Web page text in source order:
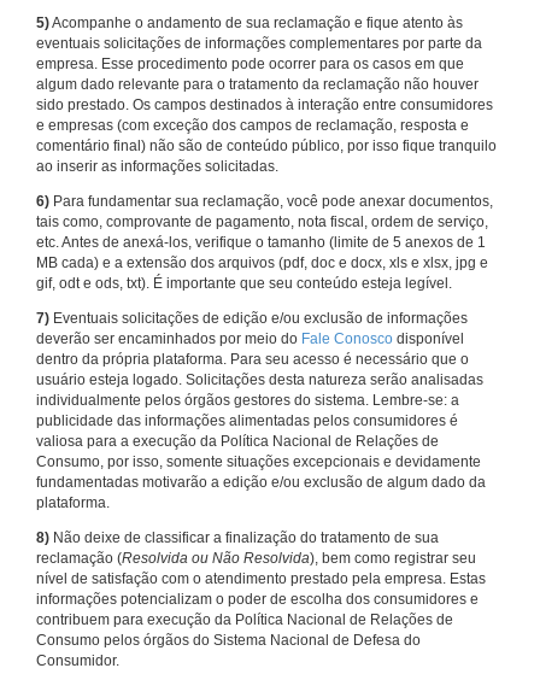
5)Acompanhe o andamento de sua reclamação e fique atento às
eventuais solicitações de informações complementares por parte da
empresa. Esse procedimento pode ocorrer para os casos em que
algum dado relevante para o tratamento da reclamação não houver
sido prestado. Os campos destinados à interação entre consumidores
e empresas (com exceção dos campos de reclamação, resposta e
comentário final) não são de conteúdo público, por isso fique tranquilo
ao inserir as informações solicitadas.
6) Para fundamentar sua reclamação, você pode anexar documentos,
tais como, comprovante de pagamento, nota fiscal, ordem de serviço,
etc. Antes de anexá-los, verifique o tamanho (limite de 5 anexos de 1
MB cada) e a extensão dos arquivos (pdf, doc e docx, xls e xlsx, jpg e
gif, odt e ods, txt). É importante que seu conteúdo esteja legível.
7) Eventuais solicitações de edição e/ou exclusão de informações
deverão ser encaminhados por meio do Fale Conosco disponível
dentro da própria plataforma. Para seu acesso é necessário que o
usuário esteja logado. Solicitações desta natureza serão analisadas
individualmente pelos órgãos gestores do sistema. Lembre-se: a
publicidade das informações alimentadas pelos consumidores é
valiosa para a execução da Política Nacional de Relações de
Consumo, por isso, somente situações excepcionais e devidamente
fundamentadas motivarão a edição e/ou exclusão de algum dado da
plataforma.
8) Não deixe de classificar a finalização do tratamento de sua
reclamação (Resolvida ou Não Resolvida), bem como registrar seu
nível de satisfação com o atendimento prestado pela empresa. Estas
informações potencializam o poder de escolha dos consumidores e
contribuem para execução da Política Nacional de Relações de
Consumo pelos órgãos do Sistema Nacional de Defesa do
Consumidor.